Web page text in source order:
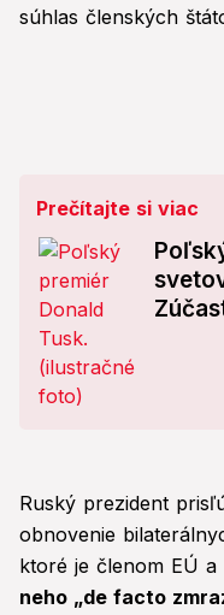
súhlas členských
Prečítajte si viac
Ruský prezident
obnovenie
ktoré je členom EÚ a
neho „de facto